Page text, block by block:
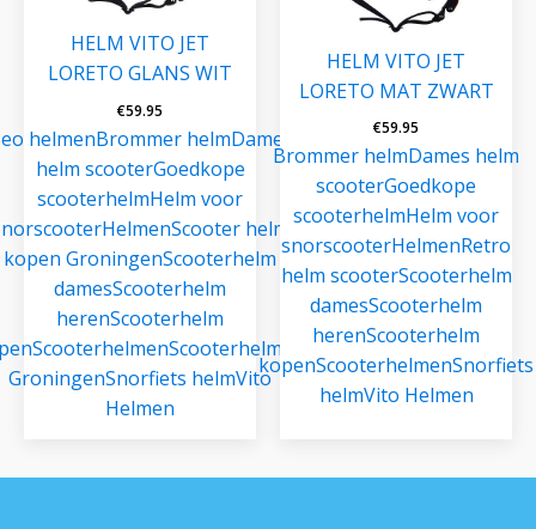
HELM VITO JET
LORETO GLANS WIT
€59.95
helmenBrommer helmDames
helm scooterGoedkope
scooterhelmHelm voor
HelmenScooter helm
kopen GroningenScooterhelm
damesScooterhelm
herenScooterhelm
ScooterhelmenScooterhelmen
GroningenSnorfiets helmVito
Helmen
HELM VITO JET
LORETO MAT ZWART
€59.95
Brommer helmDames helm
scooterGoedkope
scooterhelmHelm voor
snorscooterHelmenRetro
helm scooterScooterhelm
damesScooterhelm
herenScooterhelm
kopenScooterhelmenSnorfiets
helmVito Helmen